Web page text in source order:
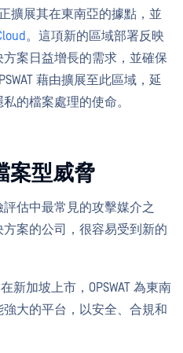
擴展其在東南亞的據點，並
。這項新的區域部署反映
案日益增長的需求，並確保
藉由擴展至此區域，延
的檔案處理的使命。
案型威脅
估中最常見的攻擊媒介之
案的公司，很容易受到新的
新加坡上市，OPSWAT 為東南
大的平台，以安全、合規和